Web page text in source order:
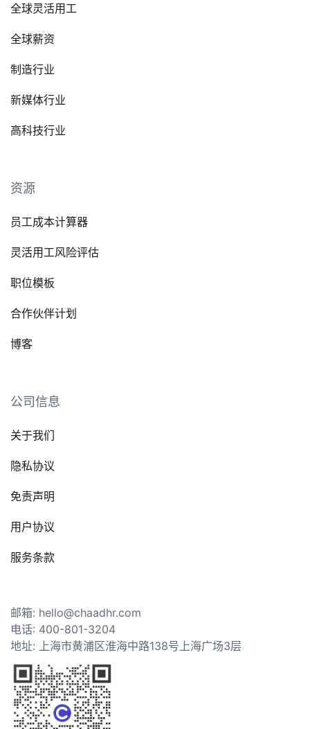
全球灵活用工
全球薪资
制造行业
新媒体行业
高科技行业
资源
员工成本计算器
灵活用工风险评估
职位模板
合作伙伴计划
博客
公司信息
关于我们
隐私协议
免责声明
用户协议
服务条款
邮箱: hello@chaadhr.com
电话: 400-801-3204
地址: 上海市黄浦区淮海中路138号上海广场3层